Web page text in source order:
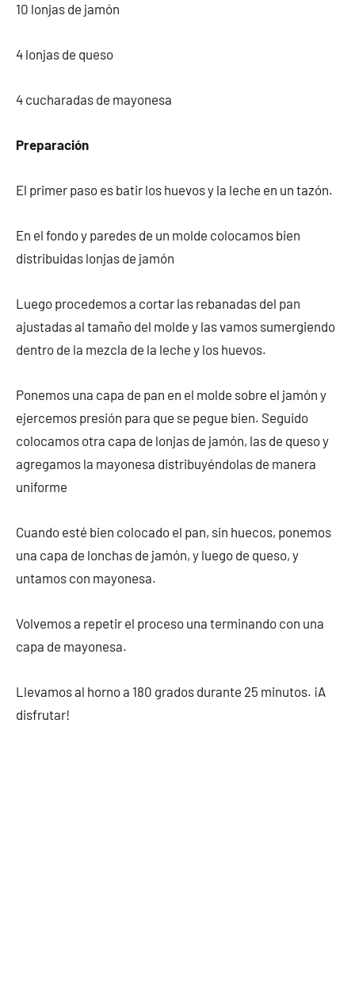
10 lonjas de jamón
4 lonjas de queso
4 cucharadas de mayonesa
Preparación
El primer paso es batir los huevos y la leche en un tazón.
En el fondo y paredes de un molde colocamos bien
distribuidas lonjas de jamón
Luego procedemos a cortar las rebanadas del pan
ajustadas al tamaño del molde y las vamos sumergiendo
dentro de la mezcla de la leche y los huevos.
Ponemos una capa de pan en el molde sobre el jamón y
ejercemos presión para que se pegue bien. Seguido
colocamos otra capa de lonjas de jamón, las de queso y
agregamos la mayonesa distribuyéndolas de manera
uniforme
Cuando esté bien colocado el pan, sin huecos, ponemos
una capa de lonchas de jamón, y luego de queso, y
untamos con mayonesa.
Volvemos a repetir el proceso una terminando con una
capa de mayonesa.
Llevamos al horno a 180 grados durante 25 minutos. ¡A
disfrutar!